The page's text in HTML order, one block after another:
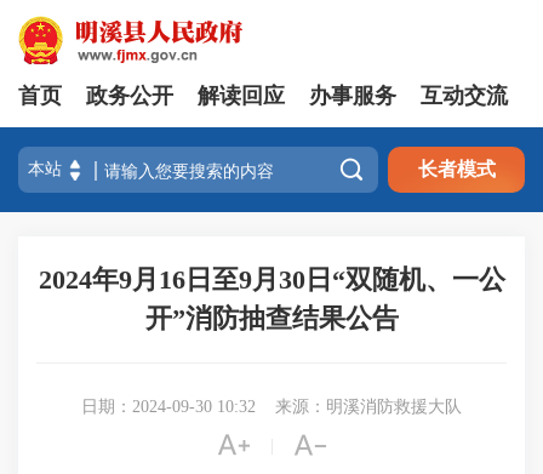
首页 政务公开 解读回应 办事服务 互动交流
 长者模式
2024年9月16日至9月30日“双随机、一公
开”消防抽查结果公告
日期：2024-09-30 10:32 来源：明溪消防救援大队
 